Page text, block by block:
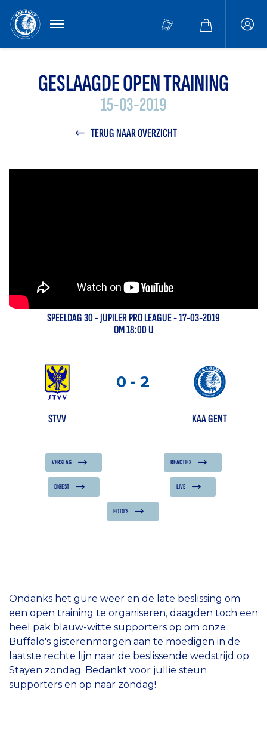
MENU
GESLAAGDE OPEN TRAINING
15-03-2019
TERUG NAAR OVERZICHT
SPEELDAG30-JUPILER PRO LEAGUE- 17-03-2019
OM 18:00 U
0 - 2
STVV KAA GENT
VERSLAG REACTIES
DIGEST LIVE
FOTO'S
Ondanks het gure weer en de late beslissing om
een open training te organiseren, daagden toch een
heel pak blauw-witte supporters op om onze
Buffalo's gisterenmorgen aan te moedigen in de
laatste rechte lijn naar de beslissende wedstrijd op
Stayen zondag. Bedankt voor jullie steun
supporters en op naar zondag!